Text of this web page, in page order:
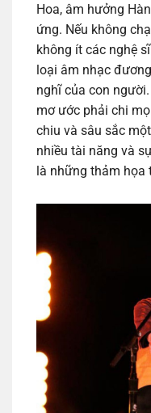
Hoa, âm hưởng
ứng. Nếu không
không ít các nghệ
loại âm nhạc
nghĩ của con
mơ ước phải chi
chiu và sâu sắc
nhiều tài năng và
là những thảm họa